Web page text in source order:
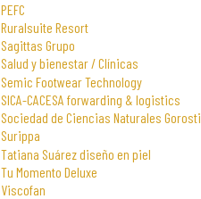
PEFC
Ruralsuite Resort
Sagittas Grupo
Salud y bienestar / Clínicas
Semic Footwear Technology
SICA-CACESA forwarding & logistics
Sociedad de Ciencias Naturales Gorosti
Surippa
Tatiana Suárez diseño en piel
Tu Momento Deluxe
Viscofan